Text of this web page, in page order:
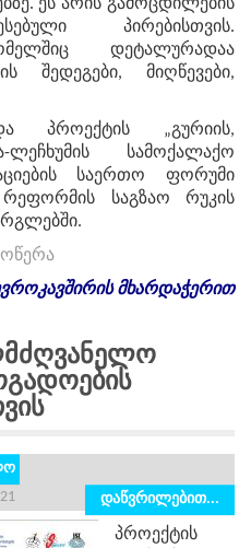
ეს არის გამოცდილების
პირებისთვის.
დეტალურადაა
შედეგები, მიღწევები,
პროექტის „გურიის,
სამოქალაქო
საერთო ფორუმი
საგზაო რუკის
მხარდაჭერით
დაწვრილებით...
პროექტის